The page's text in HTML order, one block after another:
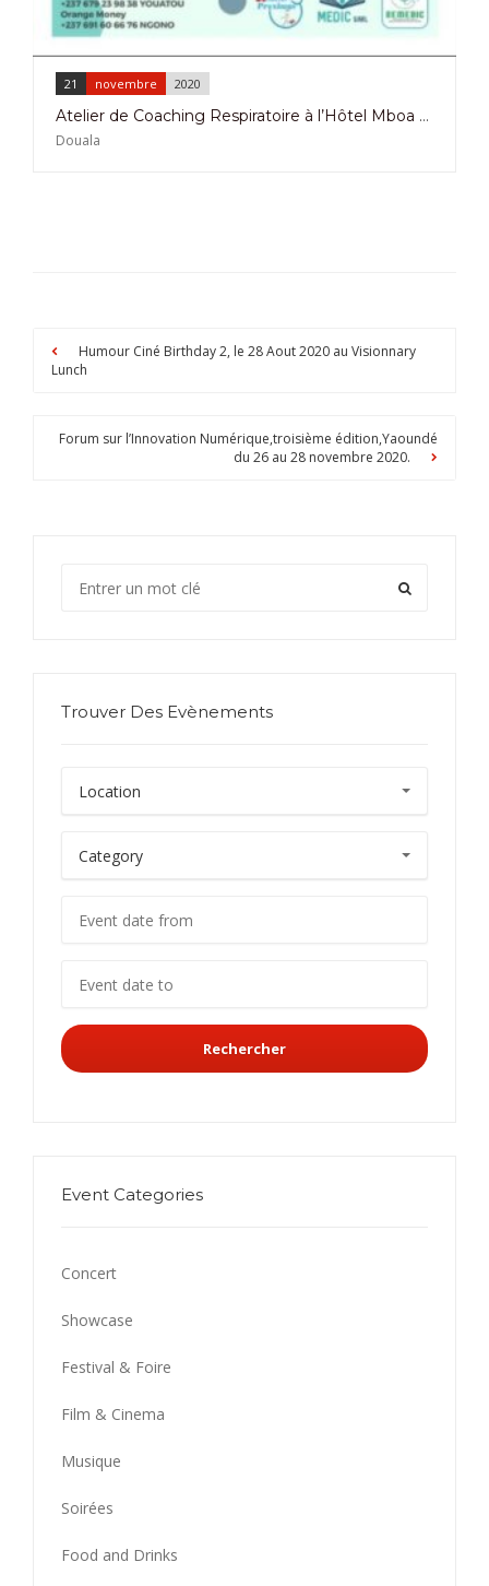
21 novembre 2020
Atelier de Coaching Respiratoire à l’Hôtel Mboa Bonamoussadi le 21 Novembre 2020
Douala
Humour Ciné Birthday 2, le 28 Aout 2020 au Visionnary
Lunch
Forum sur l’Innovation Numérique,troisième édition,Yaoundé
du 26 au 28 novembre 2020.
Trouver Des Evènements
Rechercher
Event Categories
Concert
Showcase
Festival & Foire
Film & Cinema
Musique
Soirées
Food and Drinks